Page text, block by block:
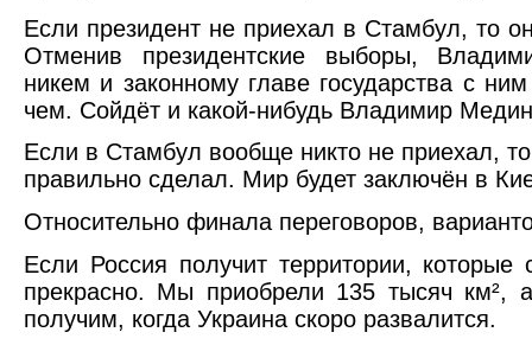
Если президент не приехал в Стамбул, то
Отменив президентские выборы,
никем и законному главе государства с
чем. Сойдёт и какой-нибудь Владимир
Если в Стамбул вообще никто не приехал,
правильно сделал. Мир будет заключён в
Относительно финала переговоров,
Если Россия получит территории, которые
прекрасно. Мы приобрели 135 тысяч км²,
получим, когда Украина скоро развалится.